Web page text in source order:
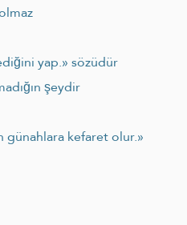
yap.» sözüdür
şeydir
günahlara kefaret olur.»